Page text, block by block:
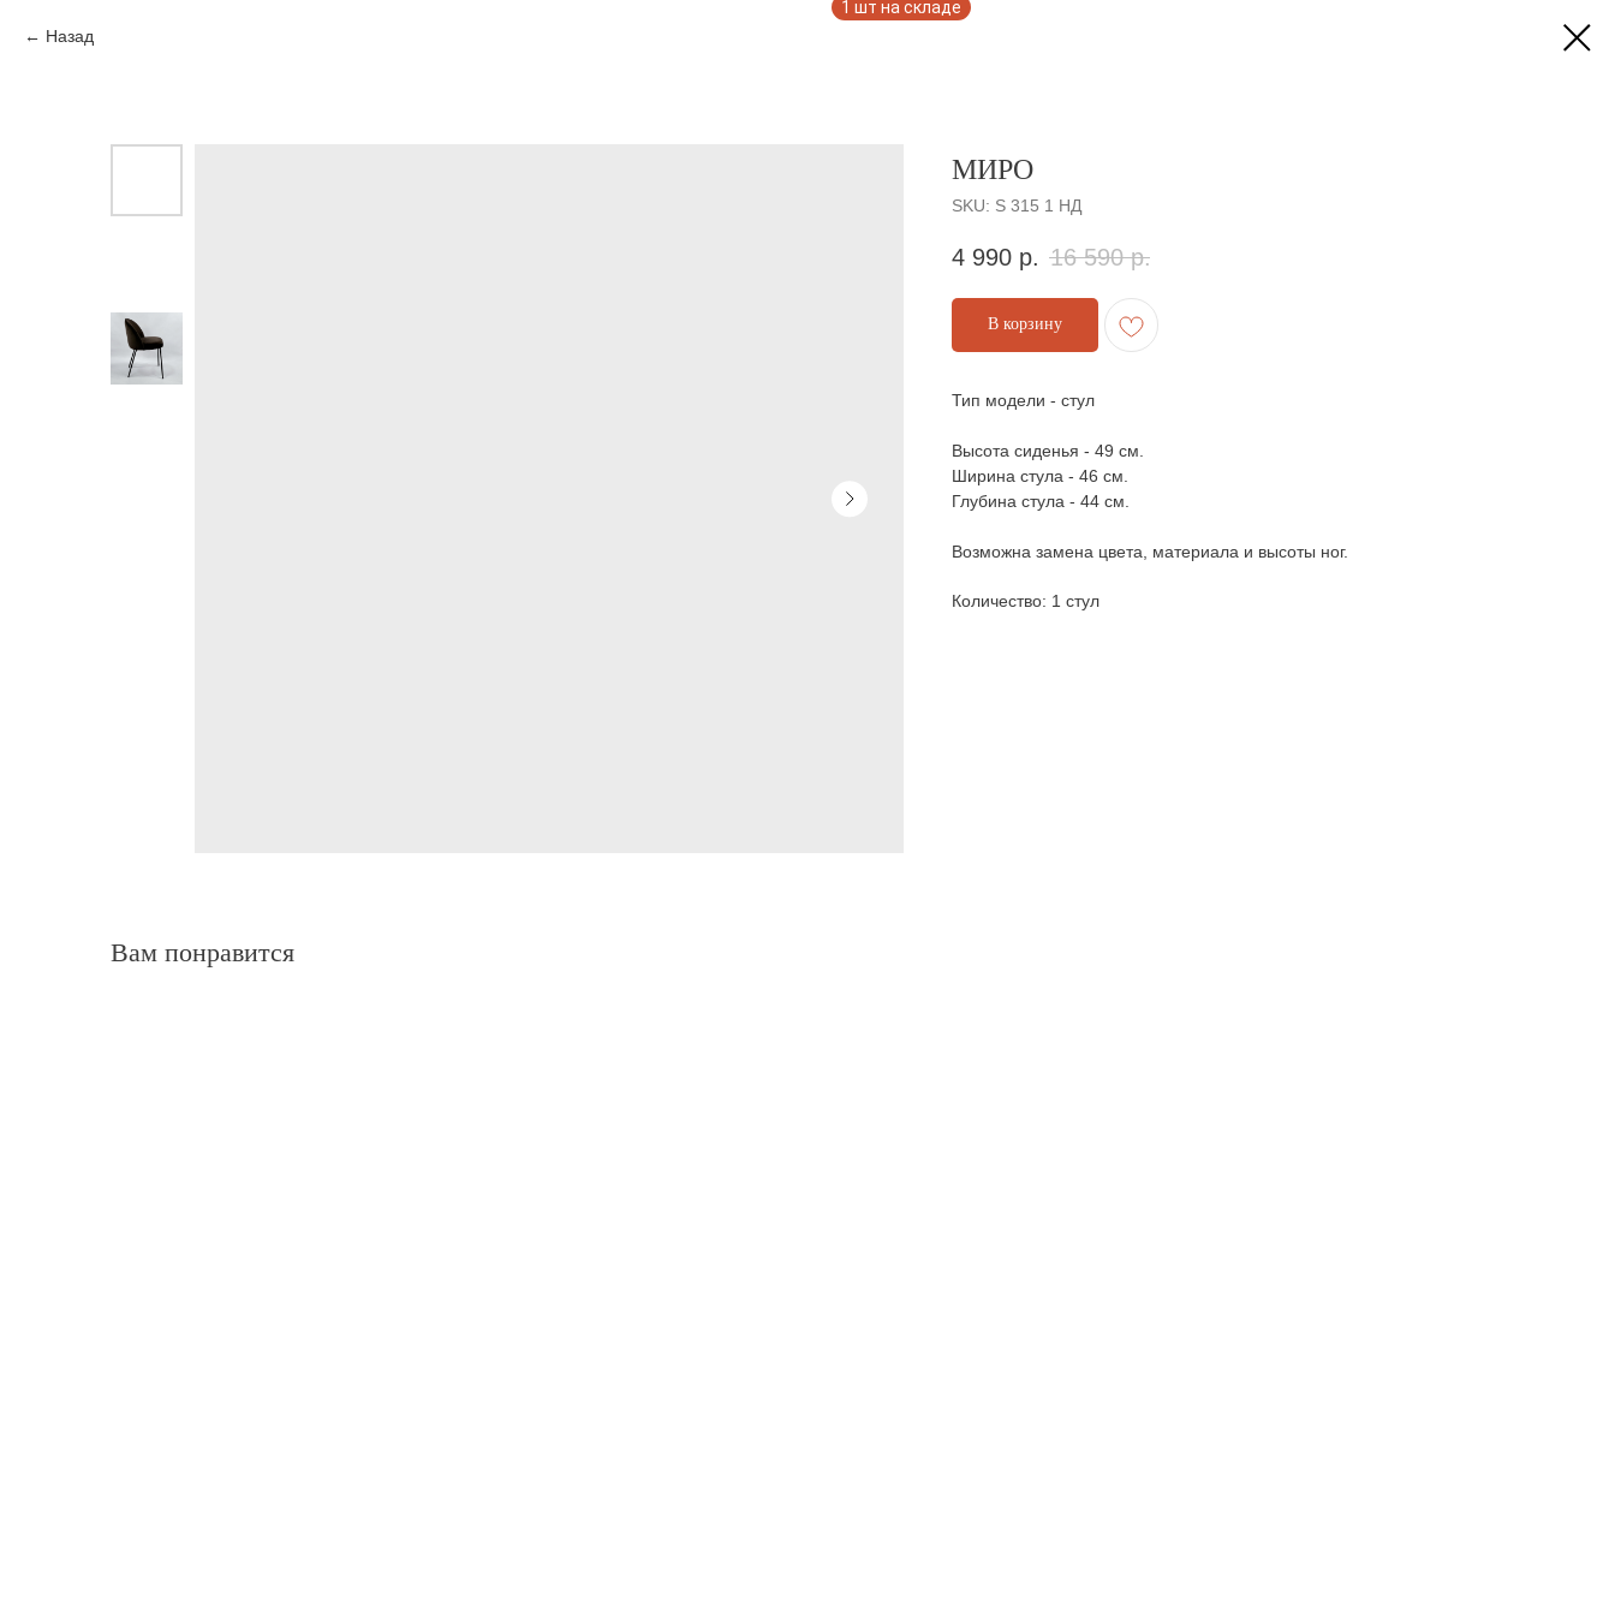
Назад
МИРО
SKU: S 315 1 НД
4 990 р. 16 590 р.
В корзину
Тип модели - стул
Высота сиденья - 49 см.
Ширина стула - 46 см.
Глубина стула - 44 см.
Возможна замена цвета, материала и высоты ног.
Количество: 1 стул
Вам понравится